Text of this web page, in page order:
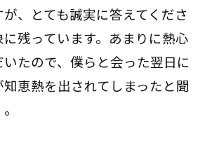
、とても誠実に答えてくださ
残っています。あまりに熱心
たので、僕らと会った翌日に
恵熱を出されてしまったと聞